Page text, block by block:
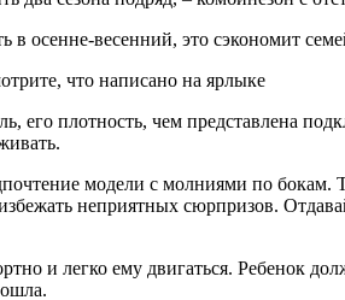
осенне-весенний, это сэкономит
что написано на ярлыке
его плотность, чем представлена
модели с молниями по бокам.
неприятных сюрпризов.
и легко ему двигаться. Ребенок